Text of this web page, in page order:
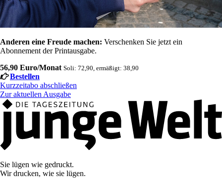
Anderen eine Freude machen: Verschenken Sie jetzt ein
Abonnement der Printausgabe.
56,90 Euro/Monat Soli: 72,90, ermäßigt: 38,90
Bestellen
Kurzzeitabo abschließen
Zur aktuellen Ausgabe
Sie lügen wie gedruckt.
Wir drucken, wie sie lügen.